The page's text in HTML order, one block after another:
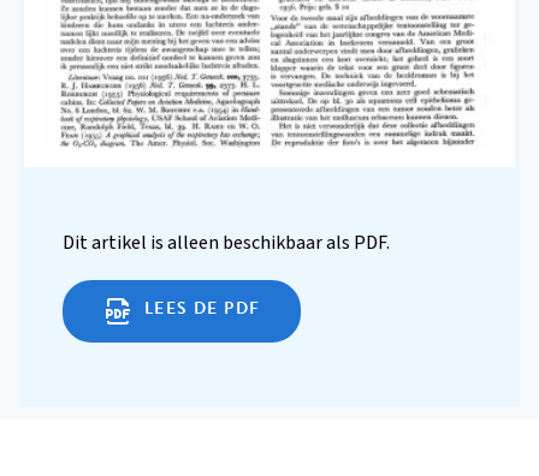
Dit artikel is alleen beschikbaar als PDF.
LEES DE PDF